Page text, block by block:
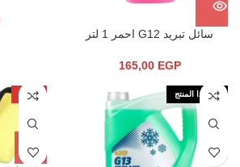
سائل تبريد G12 احمر 1 لتر
165,00 EGP
نفذ هذا المنتج -40%